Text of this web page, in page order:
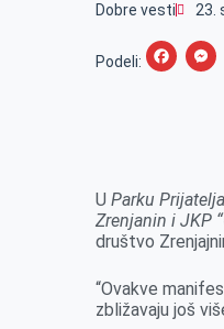
Dobre vesti 23.
Podeli:
F
o
o
n
r
UParku
Zrenjanin i JKP
društvo
“Ovakve
zbližavaju još